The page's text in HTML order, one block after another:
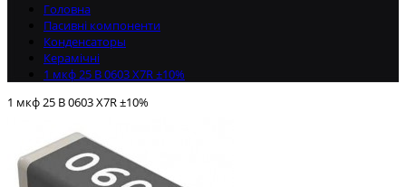
Головна
Пасивні компоненти
Конденсаторы
Керамічні
1 мкф 25 В 0603 X7R ±10%
1 мкф 25 В 0603 X7R ±10%